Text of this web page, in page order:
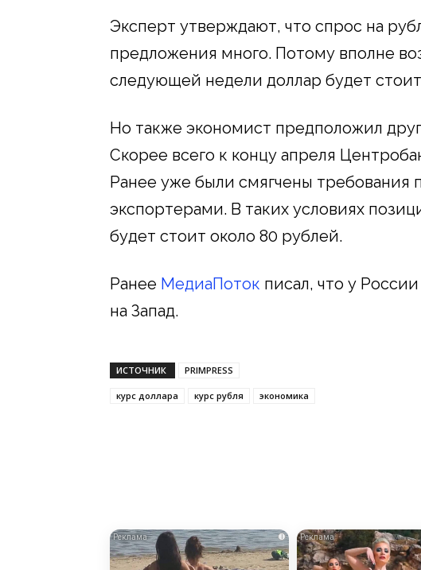
Эксперт утверждают, что спрос на
предложения много. Потому вполне
следующей недели доллар будет
Но также экономист предположил
Скорее всего к концу апреля
Ранее уже были смягчены требования
экспортерами. В таких условиях
будет стоит около 80 рублей.
Ранее МедиаПоток писал, что у
на Запад.
ИСТОЧНИК PRIMPRESS
курс доллара курс рубля экономика
i